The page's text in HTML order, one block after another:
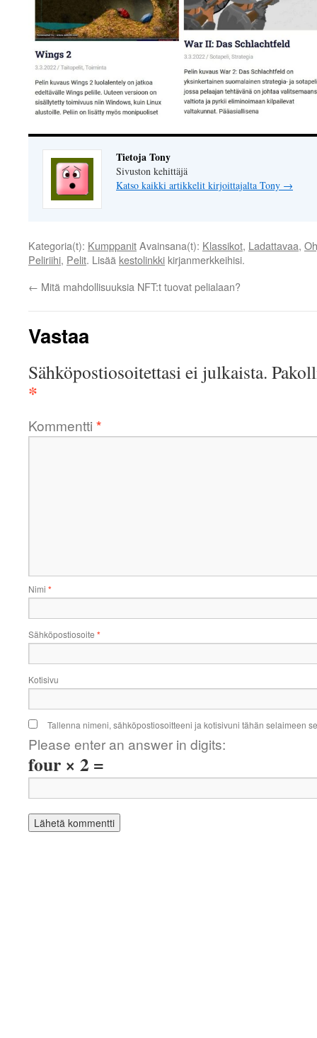
Tietoja Tony
Sivuston kehittäjä
Katso kaikki artikkelit kirjoittajalta Tony →
Kategoria(t): KumppanitAvainsana(t): Klassikot, Ladattavaa,
Peliriihi, Pelit. Lisää kestolinkki kirjanmerkkeihisi.
← Mitä mahdollisuuksia NFT:t tuovat pelialaan?
Vastaa
Sähköpostiosoitettasi ei julkaista.
*
Kommentti *
Nimi *
Sähköpostiosoite *
Kotisivu
Tallenna nimeni, sähköpostiosoitteeni ja kotisivuni tähän selaimeen
Please enter an answer in digits:
four × 2 =